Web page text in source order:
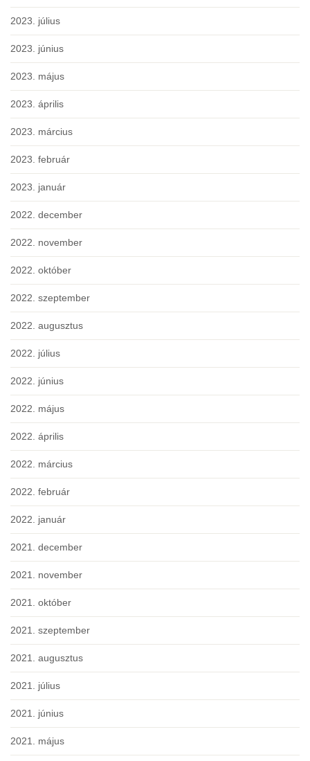
2023. július
2023. június
2023. május
2023. április
2023. március
2023. február
2023. január
2022. december
2022. november
2022. október
2022. szeptember
2022. augusztus
2022. július
2022. június
2022. május
2022. április
2022. március
2022. február
2022. január
2021. december
2021. november
2021. október
2021. szeptember
2021. augusztus
2021. július
2021. június
2021. május